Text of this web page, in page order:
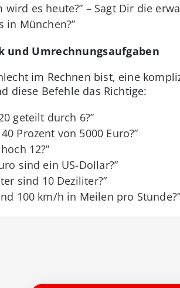
wird es heute?” – Sagt Dir die
in München?”
und Umrechnungsaufgaben
im Rechnen bist, eine
diese Befehle das Richtige:
geteilt durch 6?”
Prozent von 5000 Euro?”
12?”
sind ein US-Dollar?”
sind 10 Deziliter?”
100 km/h in Meilen pro Stunde?”